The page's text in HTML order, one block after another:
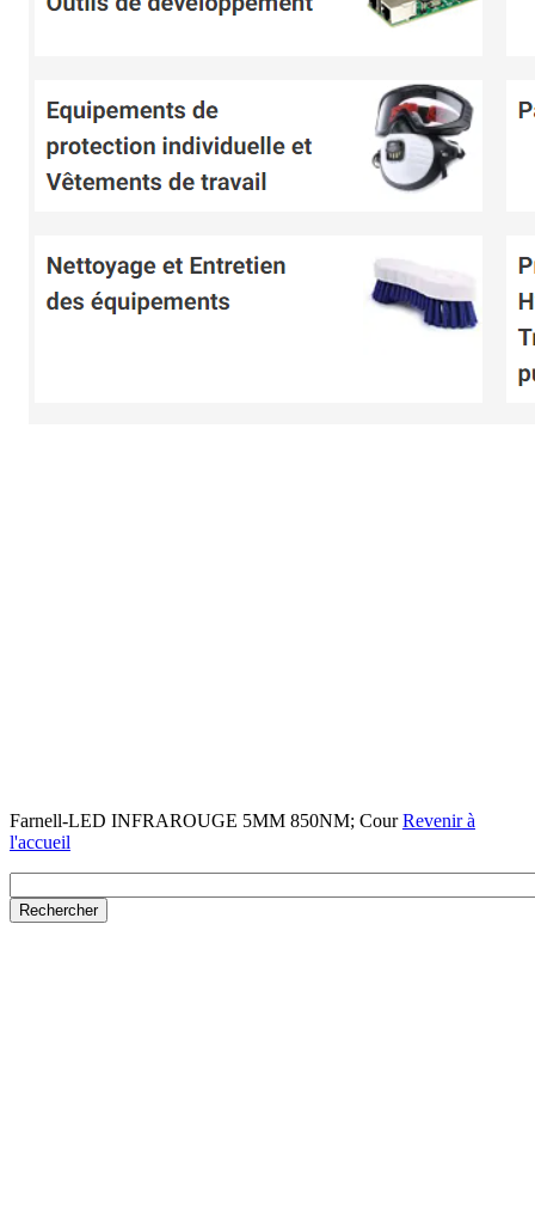
Farnell-LED INFRAROUGE 5MM 850NM; CourRevenir à
l'accueil